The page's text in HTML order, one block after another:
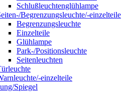
Schlußleuchtenglühlampe
Begrenzungsleuchte/-einzelteile
Begrenzungsleuchte
Einzelteile
Glühlampe
Park-/Positionsleuchte
Seitenleuchten
einzelteile
Spiegel